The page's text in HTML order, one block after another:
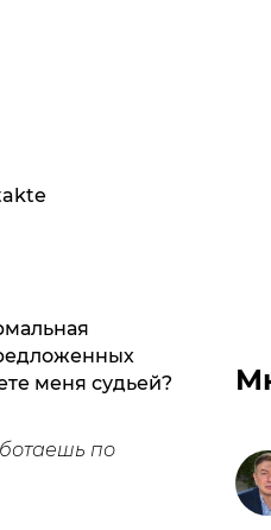
меня судьей?
по